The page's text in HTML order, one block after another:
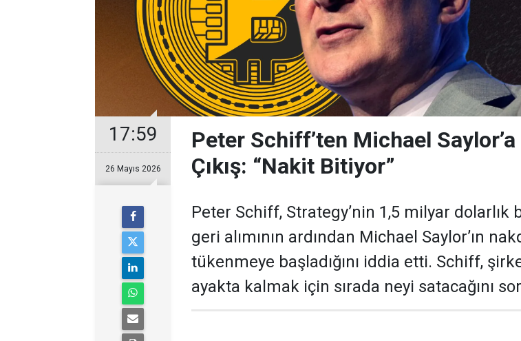
17:59
26 Mayıs 2026
Peter Schiff’ten Michael
Çıkış: “Nakit Bitiyor”
Peter Schiff, Strategy’nin 1,5 milyar dolarlık
geri alımının ardından Michael Saylor’ın
tükenmeye başladığını iddia etti. Schiff,
ayakta kalmak için sırada neyi satacağını